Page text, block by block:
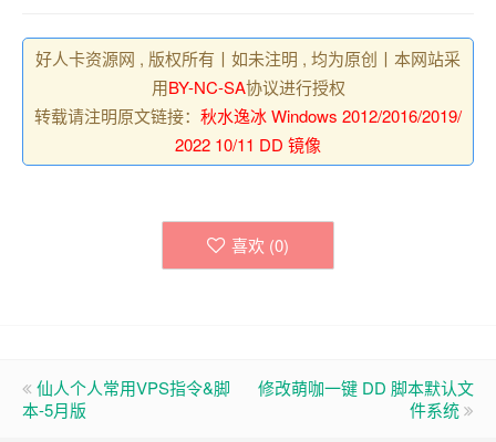
好人卡资源网 , 版权所有丨如未注明 , 均为原创丨本网站采
用BY-NC-SA协议进行授权
转载请注明原文链接： 秋水逸冰 Windows 2012/2016/2019/
2022 10/11 DD 镜像
喜欢 (0)
仙人个人常用VPS指令&脚
本-5月版
修改萌咖一键 DD 脚本默认文
件系统